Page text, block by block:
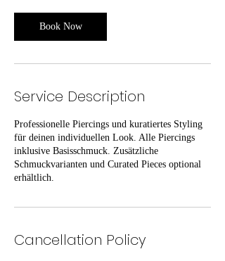
i
n
Book Now
Service Description
Professionelle Piercings und kuratiertes Styling
für deinen individuellen Look. Alle Piercings
inklusive Basisschmuck. Zusätzliche
Schmuckvarianten und Curated Pieces optional
erhältlich.
Cancellation Policy